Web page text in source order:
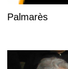
Palmarès